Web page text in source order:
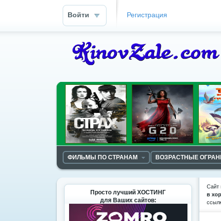
Войти Регистрация
ФИЛЬМЫ ПО СТРАНАМ ВОЗРАСТНЫЕ
Сайт
в
Просто лучший ХОСТИНГ
для Ваших сайтов: